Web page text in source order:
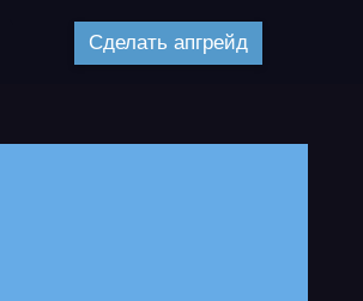
Сделать апгрейд